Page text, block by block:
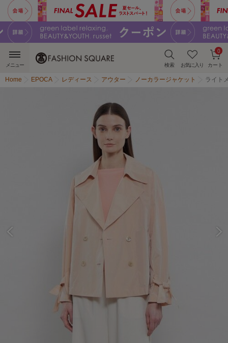
検索 お気に入り カート
0
メニュー
Home EPOCA レディース アウター ノーカラージャケット ライト